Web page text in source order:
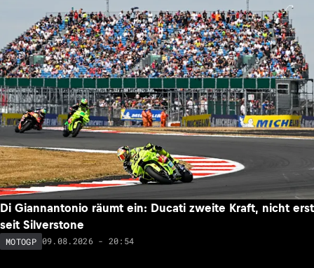
Di Giannantonio räumt ein: Ducati zweite Kraft, nicht erst
seit Silverstone
MOTOGP 09.08.2026 - 20:54